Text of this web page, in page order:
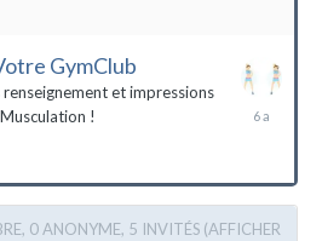
GymClub
et impressions
!
26
0 ANONYME, 5 INVITÉS (AFFICHER